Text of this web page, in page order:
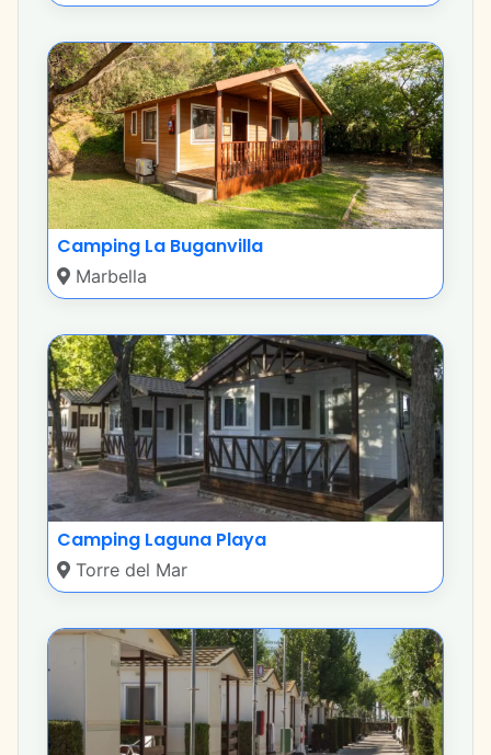
Camping La Buganvilla
Marbella
Camping Laguna Playa
Torre del Mar